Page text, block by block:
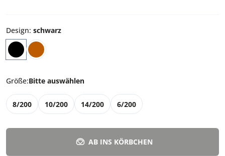
Design: schwarz
Größe:Bitte auswählen
8/200 10/200 14/200 6/200
AB INS KÖRBCHEN